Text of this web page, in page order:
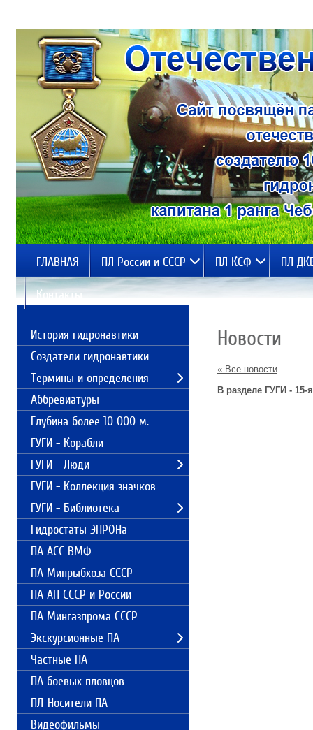
ГЛАВНАЯ ПЛ России и СССР ПЛ КСФ ПЛ
Контакты
История гидронавтики
Создатели гидронавтики
Термины и определения
Аббревиатуры
Глубина более 10 000 м.
ГУГИ - Корабли
ГУГИ - Люди
ГУГИ - Коллекция значков
ГУГИ - Библиотека
Гидростаты ЭПРОНа
ПА АСС ВМФ
ПА Минрыбхоза СССР
ПА АН СССР и России
ПА Мингазпрома СССР
Экскурсионные ПА
Частные ПА
ПА боевых пловцов
ПЛ-Носители ПА
Видеофильмы
Новости
« Все новости
В разделе ГУГИ -